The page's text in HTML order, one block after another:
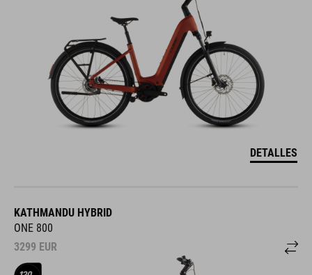
DETALLES
KATHMANDU HYBRID
ONE 800
3299 EUR